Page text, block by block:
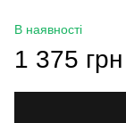
В наявності
1 375 грн